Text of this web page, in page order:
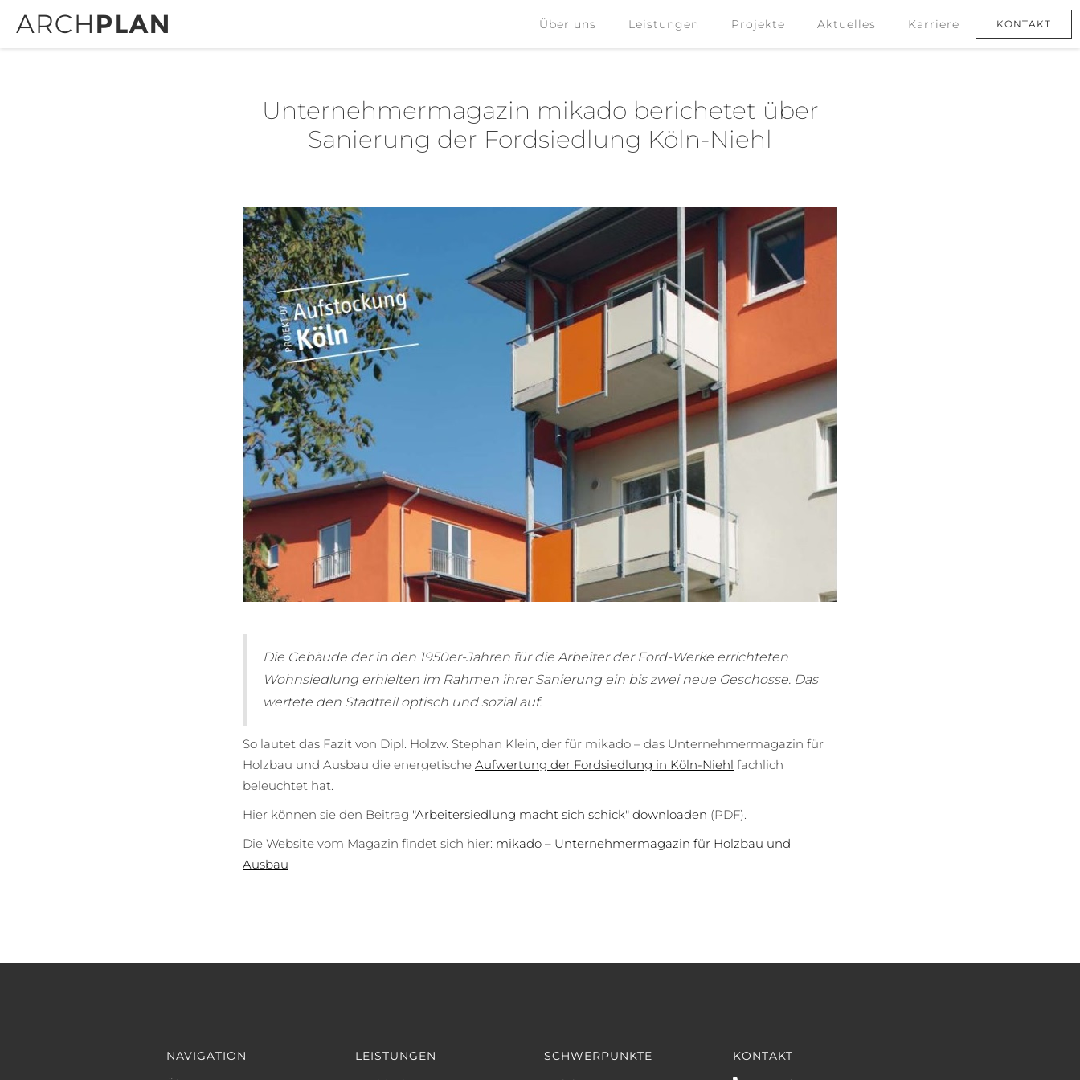
Über uns Leistungen Projekte Aktuelles Karriere KONTAKT
Über uns Leistungen Projekte Aktuelles Karriere
Unternehmermagazin mikado berichetet über
Sanierung der Fordsiedlung Köln-Niehl
Die Gebäude der in den 1950er-Jahren für die Arbeiter der Ford-Werke errichteten
Wohnsiedlung erhielten im Rahmen ihrer Sanierung ein bis zwei neue Geschosse. Das
wertete den Stadtteil optisch und sozial auf.
So lautet das Fazit von Dipl. Holzw. Stephan Klein, der für mikado – das Unternehmermagazin für
Holzbau und Ausbau die energetische Aufwertung der Fordsiedlung in Köln-Niehl fachlich
beleuchtet hat.
Hier können sie den Beitrag "Arbeitersiedlung macht sich schick" downloaden (PDF).
Die Website vom Magazin findet sich hier: mikado – Unternehmermagazin für Holzbau und
Ausbau
NAVIGATION
LEISTUNGEN
SCHWERPUNKTE
KONTAKT